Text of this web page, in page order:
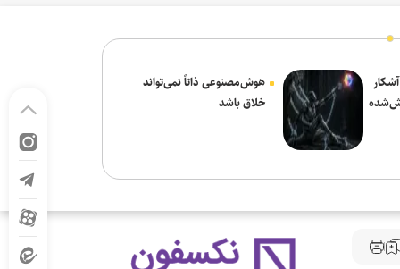
هوش‌مصنوعی ذاتاً نمی‌تواند
خلاق باشد